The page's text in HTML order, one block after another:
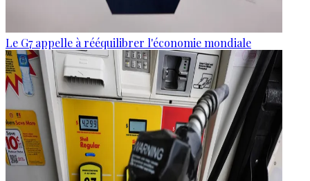
Le G7 appelle à rééquilibrer l'économie mondiale